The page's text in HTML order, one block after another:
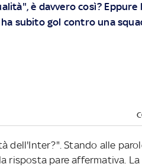
è davvero così? Eppure
subito gol contro una
dell'Inter?". Stando alle
risposta pare affermativa.